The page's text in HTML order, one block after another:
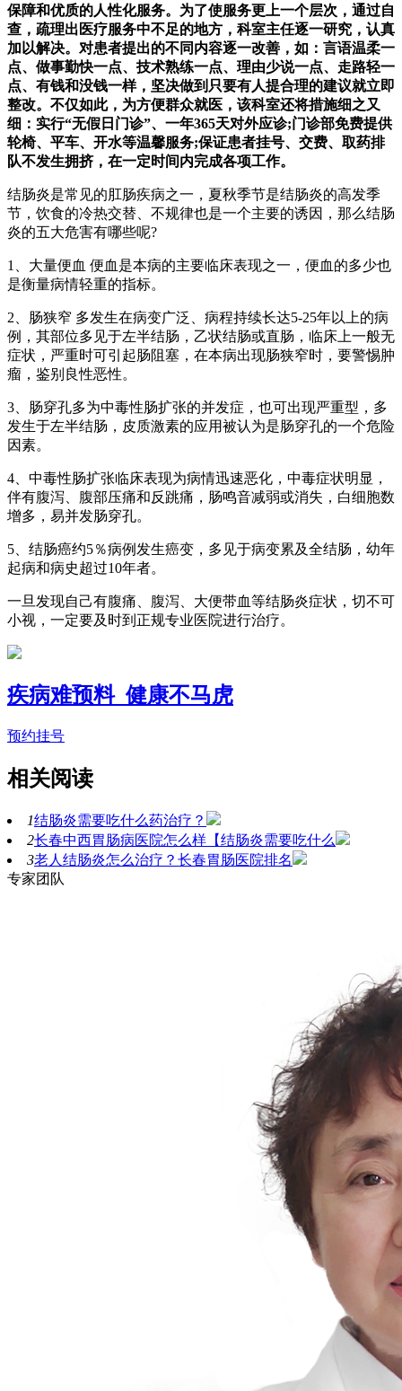
保障和优质的人性化服务。为了使服务更上一个层次，通过自
查，疏理出医疗服务中不足的地方，科室主任逐一研究，认真
加以解决。对患者提出的不同内容逐一改善，如：言语温柔一
点、做事勤快一点、技术熟练一点、理由少说一点、走路轻一
点、有钱和没钱一样，坚决做到只要有人提合理的建议就立即
整改。不仅如此，为方便群众就医，该科室还将措施细之又
细：实行“无假日门诊”、一年365天对外应诊;门诊部免费提供
轮椅、平车、开水等温馨服务;保证患者挂号、交费、取药排
队不发生拥挤，在一定时间内完成各项工作。
结肠炎是常见的肛肠疾病之一，夏秋季节是结肠炎的高发季
节，饮食的冷热交替、不规律也是一个主要的诱因，那么结肠
炎的五大危害有哪些呢?
1、大量便血 便血是本病的主要临床表现之一，便血的多少也
是衡量病情轻重的指标。
2、肠狭窄 多发生在病变广泛、病程持续长达5-25年以上的病
例，其部位多见于左半结肠，乙状结肠或直肠，临床上一般无
症状，严重时可引起肠阻塞，在本病出现肠狭窄时，要警惕肿
瘤，鉴别良性恶性。
3、肠穿孔多为中毒性肠扩张的并发症，也可出现严重型，多
发生于左半结肠，皮质激素的应用被认为是肠穿孔的一个危险
因素。
4、中毒性肠扩张临床表现为病情迅速恶化，中毒症状明显，
伴有腹泻、腹部压痛和反跳痛，肠鸣音减弱或消失，白细胞数
增多，易并发肠穿孔。
5、结肠癌约5％病例发生癌变，多见于病变累及全结肠，幼年
起病和病史超过10年者。
一旦发现自己有腹痛、腹泻、大便带血等结肠炎症状，切不可
小视，一定要及时到正规专业医院进行治疗。
疾病难预料 健康不马虎
预约挂号
相关阅读
1结肠炎需要吃什么药治疗？
2长春中西胃肠病医院怎么样【结肠炎需要吃什么
3老人结肠炎怎么治疗？长春胃肠医院排名
专家团队